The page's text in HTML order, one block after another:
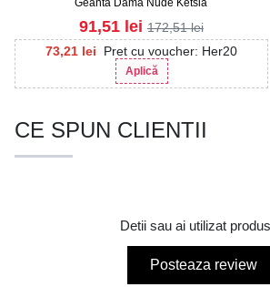
73,21 lei Pret cu voucher: Her20
Aplică
91,51 lei 172,51lei
CE SPUN CLIENTII
Detii sau ai utilizat
Posteaza review